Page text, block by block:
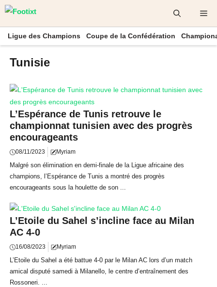
Aller
contenu
Ligue des Champions Coupe de la Confédération
Tunisie
L’Espérance de Tunis retrouve le
championnat tunisien avec des progrès
encourageants
08/11/2023 Myriam
Malgré son élimination en demi-finale de la Ligue africaine des
champions, l’Espérance de Tunis a montré des progrès
encourageants sous la houlette de son ...
L’Etoile du Sahel s’incline face au Milan
AC 4-0
16/08/2023 Myriam
L’Etoile du Sahel a été battue 4-0 par le Milan AC lors d’un match
amical disputé samedi à Milanello, le centre d’entraînement des
Rossoneri. ...